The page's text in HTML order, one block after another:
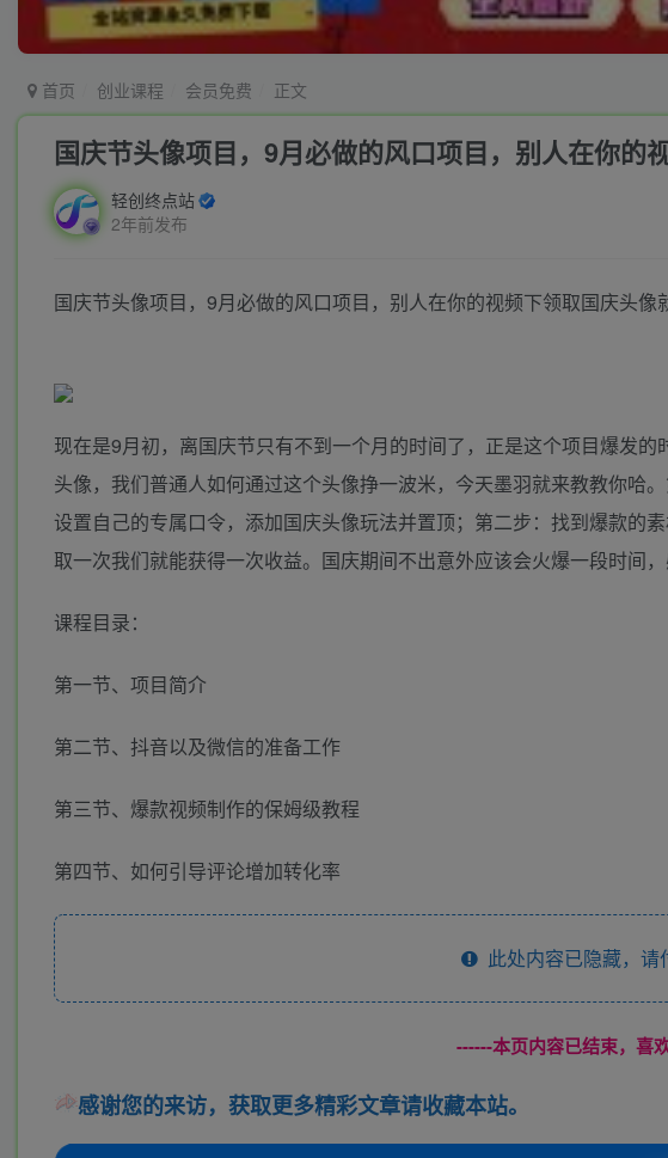
首页 创业课程 会员免费 正文
国庆节头像项目，9月必做的风口项目，别人在你的
轻创终点站
2年前发布
国庆节头像项目，9月必做的风口项目，别人在你的视频下领取国庆头像
现在是9月初，离国庆节只有不到一个月的时间了，正是这个项目爆发
头像，我们普通人如何通过这个头像挣一波米，今天墨羽就来教教你哈​
设置自己的专属口令，添加国庆头像玩法并置顶​；第二步：找到爆款的
取一次我们就能获得一次收益​。国庆期间不出意外应该会火爆一段时间
课程目录：
第一节、项目简介
第二节、抖音以及微信的准备工作
第三节、爆款视频制作的保姆级教程
第四节、如何引导评论增加转化率
此处内容已隐藏，请
------本页内容已结束，喜
感谢您的来访，获取更多精彩文章请收藏本站。